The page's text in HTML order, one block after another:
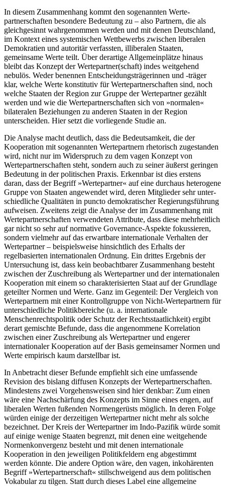
In diesem Zusammenhang kommt den sogenannten Werte­
partnerschaften besondere Bedeutung zu – also Partnern, die als
gleichgesinnt wahr­genommen werden und mit denen Deutschland,
im Kontext eines systemischen Wettbewerbs zwischen liberalen
Demo­kratien und autoritär ver­fassten, illiberalen Staaten,
gemeinsame Werte teilt. Über derartige Allgemein­plätze hinaus
bleibt das Konzept der Wertepartner­(schaft) indes weitgehend
nebulös. Weder benennen Ent­scheidungsträgerinnen und ‑träger
klar, welche Werte konstitutiv für Wertepartnerschaften sind, noch
welche Staaten der Region zur Gruppe der Werte­part­ner gezählt
werden und wie die Wertepartnerschaften sich von »normalen«
bilateralen Beziehungen zu ande­ren Staaten in der Region
unterscheiden. Hier setzt die vorliegende Studie an.
Die Analyse macht deutlich, dass die Bedeutsamkeit, die der
Kooperation mit sogenannten Wertepartnern rhetorisch zugestanden
wird, nicht nur im Widerspruch zu dem vagen Konzept von
Wertepartnerschaften steht, sondern auch zu seiner äußerst geringen
Bedeutung in der politischen Praxis. Erkenn­bar ist dies erstens
daran, dass der Begriff »Wertepartner« auf eine durchaus heterogene
Gruppe von Staaten angewendet wird, deren Mitglieder sehr unter­
schiedliche Qualitäten in puncto demokratischer Regierungsführung
aufweisen. Zweitens zeigt die Analyse der im Zusammenhang mit
Wertepartner­schaften verwendeten Attribute, dass diese mehr­heitlich
gar nicht so sehr auf normative Governance-Aspekte fokussieren,
sondern vielmehr auf das er­wart­bare internationale Verhalten der
Wertepartner – beispielsweise hinsichtlich des Erhalts der
regelbasierten internationalen Ordnung. Ein drittes Ergebnis der
Untersuchung ist, dass kein beobachtbarer Zusam­men­hang besteht
zwischen der Zuschreibung als Wertepartner und der internationalen
Kooperation mit einem so charakterisierten Staat auf der Grund­lage
geteilter Normen und Werte. Ganz im Gegenteil: Der Vergleich von
Wertepartnern mit einer Kontrollgruppe von Nicht-Wertepartnern für
unterschiedliche Politik­bereiche (u. a. internationale
Menschenrechtspolitik oder Schutz der Rechtsstaatlichkeit) ergibt
der­art gemischte Befunde, dass die angenommene Kor­rela­tion
zwischen einer Zuschreibung als Werte­part­ner und engerer
internationaler Kooperation auf der Basis gemeinsamer Normen und
Werte empirisch kaum darstellbar ist.
In Anbetracht dieser Befunde empfiehlt sich eine umfassende
Revision des bislang diffusen Konzepts der Wertepartnerschaften.
Mindestens zwei Vor­gehens­weisen sind hier denkbar: Zum einen
wäre eine Nachschärfung des Konzepts im Sinne eines engen, auf
liberalen Werten fußenden Normengerüsts mög­lich. In deren Folge
würden einige der derzeitigen Wertepartner nicht mehr als solche
bezeichnet. Der Kreis der Wertepartner im Indo-Pazifik würde somit
auf einige wenige Staaten begrenzt, mit denen eine weitgehende
Normenkonvergenz besteht und mit denen internationale
Kooperation in den jewei­ligen Politikfeldern eng abgestimmt
werden könnte. Die andere Option wäre, den vagen, inkohärenten
Begriff »Wertepartnerschaft« stillschweigend aus dem politi­schen
Vokabular zu tilgen. Statt durch dieses Label eine allgemeine